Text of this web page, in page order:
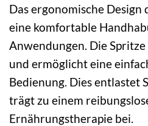
Das ergonomische
eine komfortable
Anwendungen. Die
und ermöglicht eine
Bedienung. Dies entlastet
trägt zu einem
Ernährungstherapie bei.